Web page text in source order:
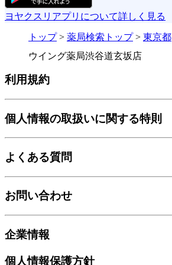
ヨヤクスリアプリについて詳しく見る
トップ> 薬局検索トップ> 東京都
ウイング薬局渋谷道玄坂店
利用規約
個人情報の取扱いに関する特則
よくある質問
お問い合わせ
企業情報
個人情報保護方針